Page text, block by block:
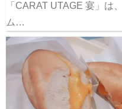
「CARAT UTAGE 宴」は
ム…